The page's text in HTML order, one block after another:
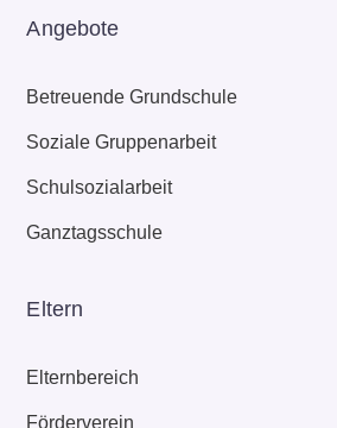
Angebote
Betreuende Grundschule
Soziale Gruppenarbeit
Schulsozialarbeit
Ganztagsschule
Eltern
Elternbereich
Förderverein